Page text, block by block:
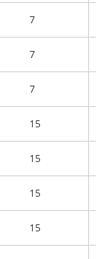
7
7
7
15
15
15
15